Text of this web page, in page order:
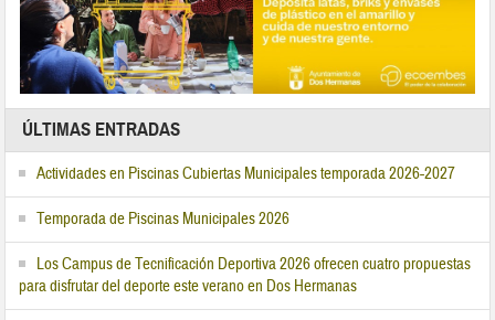
ÚLTIMAS ENTRADAS
Actividades en Piscinas Cubiertas Municipales temporada 2026-2027
Temporada de Piscinas Municipales 2026
Los Campus de Tecnificación Deportiva 2026 ofrecen cuatro propuestas
para disfrutar del deporte este verano en Dos Hermanas